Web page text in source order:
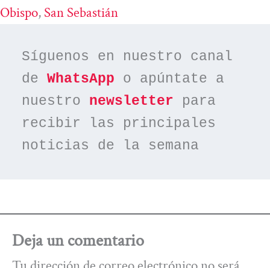
Obispo, San Sebastián
Síguenos en nuestro canal
de WhatsApp o apúntate a
nuestro newsletter para
recibir las principales
noticias de la semana
Deja un comentario